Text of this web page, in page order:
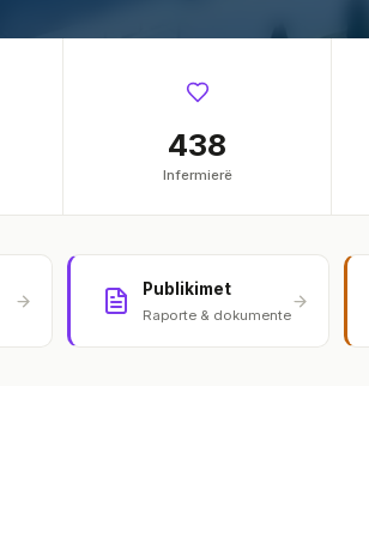
438
Infermierë
Publikimet
Raporte & dokumente